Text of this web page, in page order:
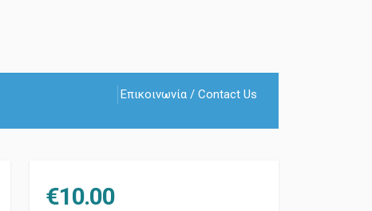
Επικοινωνία / Contact Us
€10.00